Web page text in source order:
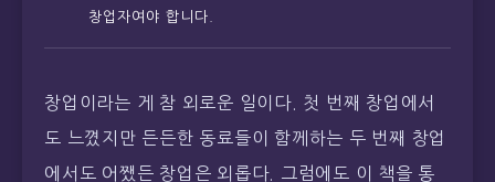
창업자여야 합니다.
창업이라는 게 참 외로운 일이다. 첫 번째 창업에서
도 느꼈지만 든든한 동료들이 함께하는 두 번째 창업
에서도 어쨌든 창업은 외롭다. 그럼에도 이 책을 통